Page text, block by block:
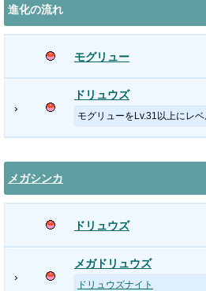
進化の流れ
モグリュー
›
ドリュウズ
モグリューをLv.31以上にレ
メガシンカ
ドリュウズ
›
メガドリュウズ
ドリュウズナイト